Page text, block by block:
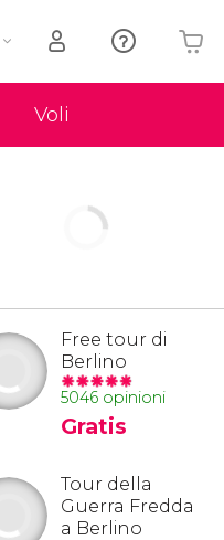
Voli
Il tuo carrello è vuoto
Free tour di
Berlino
5046 opinioni
Gratis
Tour della
Guerra Fredda
a Berlino